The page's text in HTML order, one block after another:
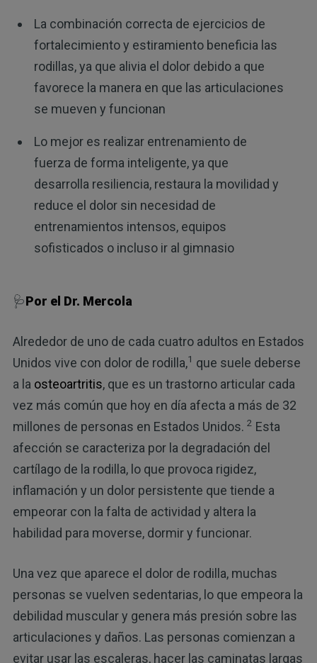
La combinación correcta de ejercicios de
fortalecimiento y estiramiento beneficia las
rodillas, ya que alivia el dolor debido a que
favorece la manera en que las articulaciones
se mueven y funcionan
Lo mejor es realizar entrenamiento de
fuerza de forma inteligente, ya que
desarrolla resiliencia, restaura la movilidad y
reduce el dolor sin necesidad de
entrenamientos intensos, equipos
sofisticados o incluso ir al gimnasio
🩺Por el Dr. Mercola
Alrededor de uno de cada cuatro adultos en Estados
Unidos vive con dolor de rodilla,1 que suele deberse
a la osteoartritis, que es un trastorno articular cada
vez más común que hoy en día afecta a más de 32
millones de personas en Estados Unidos. 2 Esta
afección se caracteriza por la degradación del
cartílago de la rodilla, lo que provoca rigidez,
inflamación y un dolor persistente que tiende a
empeorar con la falta de actividad y altera la
habilidad para moverse, dormir y funcionar.
Una vez que aparece el dolor de rodilla, muchas
personas se vuelven sedentarias, lo que empeora la
debilidad muscular y genera más presión sobre las
articulaciones y daños. Las personas comienzan a
evitar usar las escaleras, hacer las caminatas largas